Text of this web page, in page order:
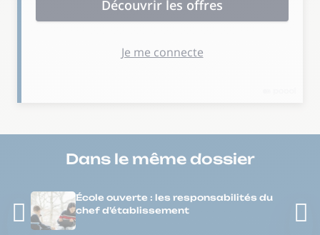
Dans le même dossier
École ouverte : les responsabilités du
chef d’établissement